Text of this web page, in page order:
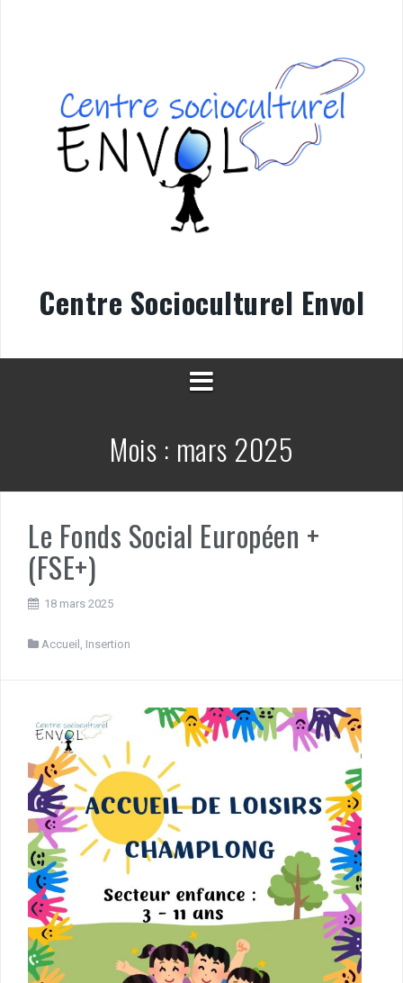
Centre Socioculturel Envol
Mois : mars 2025
Le Fonds Social Européen +
(FSE+)
18 mars 2025
Accueil Insertion